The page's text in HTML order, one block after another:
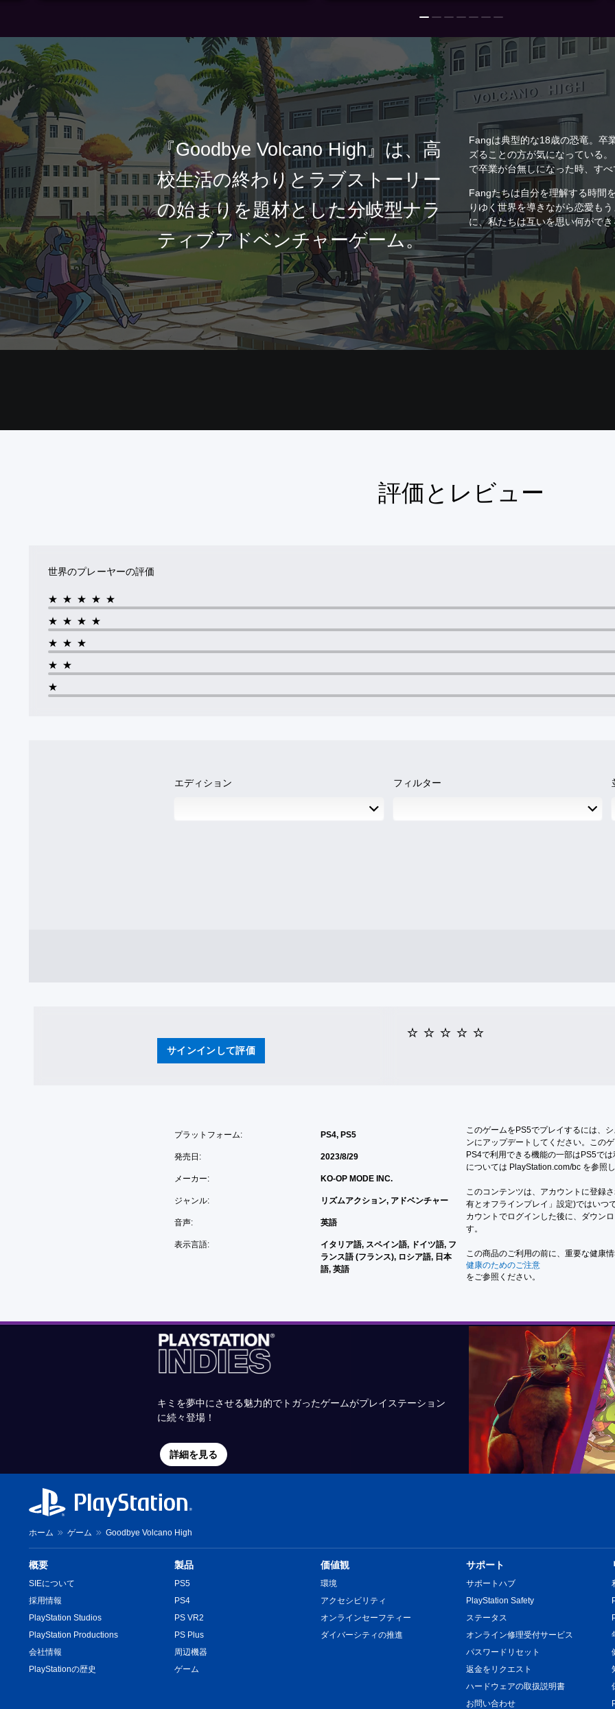
『Goodbye Volcano High』は、高
校生活の終わりとラブストーリー
の始まりを題材とした分岐型ナラ
ティブアドベンチャーゲーム。
Fangは典型的な18歳の恐竜。卒
ズることの方が気になっている
で卒業が台無しになった時、す
Fangたちは自分を理解する時間
りゆく世界を導きながら恋愛も
に、私たちは互いを思い何がで
評価とレビュー
世界のプレーヤーの評価
★★★★★
★★★★
★★★
★★
★
エディション フィルター
サインインして評価
プラットフォーム: PS4, PS5
発売日: 2023/8/29
メーカー: KO-OP MODE INC.
ジャンル: リズムアクション, アドベンチャー
音声: 英語
表示言語:
イタリア語, スペイン語, ドイツ語, フ
ランス語 (フランス), ロシア語, 日本
語, 英語
このゲームをPS5でプレイするには、
ンにアップデートしてください。この
PS4で利用できる機能の一部はPS5で
については PlayStation.com/bc を参照
このコンテンツは、アカウントに登録
有とオフラインプレイ」設定)ではいつ
カウントでログインした後に、ダウン
す。
この商品のご利用の前に、重要な健康
健康のためのご注意
をご参照ください。
キミを夢中にさせる魅力的でトガったゲームがプレイステーション
に続々登場！
詳細を見る
ホーム ゲーム Goodbye Volcano High
概要
SIEについて
採用情報
PlayStation Studios
PlayStation Productions
会社情報
PlayStationの歴史
製品
PS5
PS4
PS VR2
PS Plus
周辺機器
ゲーム
価値観
環境
アクセシビリティ
オンラインセーフティー
ダイバーシティの推進
サポート
サポートハブ
PlayStation Safety
ステータス
オンライン修理受付サービス
パスワードリセット
返金をリクエスト
ハードウェアの取扱説明書
お問い合わせ